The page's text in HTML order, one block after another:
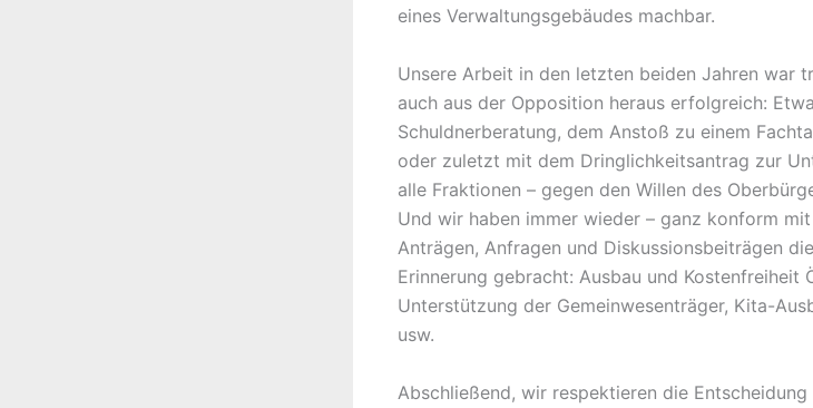
eines Verwaltungsgebäudes machbar.
Unsere Arbeit in den letzten beiden Jahren war
auch aus der Opposition heraus erfolgreich:
Schuldnerberatung, dem Anstoß zu einem
oder zuletzt mit dem Dringlichkeitsantrag zur
alle Fraktionen – gegen den Willen des
Und wir haben immer wieder – ganz konform
Anträgen, Anfragen und Diskussionsbeiträgen
Erinnerung gebracht: Ausbau und Kostenfreiheit
Unterstützung der Gemeinwesenträger, Kita-
usw.
Abschließend, wir respektieren die